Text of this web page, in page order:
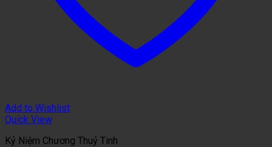
Add to Wishlist
Quick View
Kỷ Niệm Chương Thuỷ Tinh